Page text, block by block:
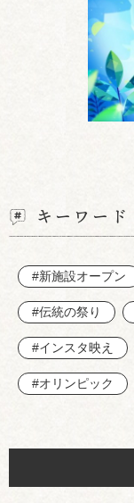
キーワード
#新施設オープン
#伝統の祭り
#インスタ映え
#オリンピック